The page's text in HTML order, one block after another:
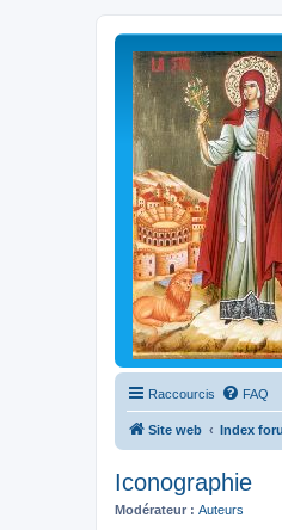
Raccourcis FAQ
Site web Index
Iconographie
Modérateur : Auteurs